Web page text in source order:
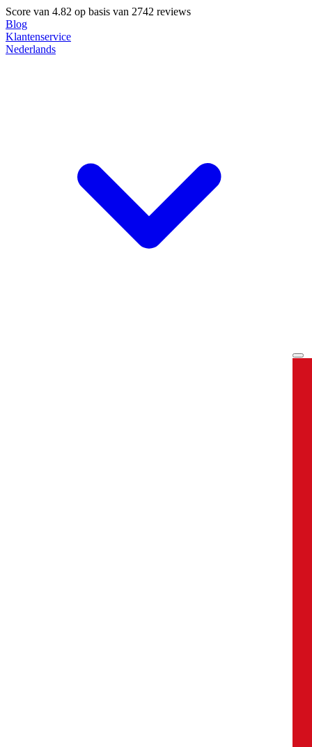
Score van 4.82 op basis van 2742 reviews
Blog
Klantenservice
Nederlands